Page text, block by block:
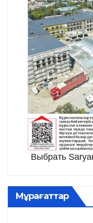
Выбрать
Мұрағаттар